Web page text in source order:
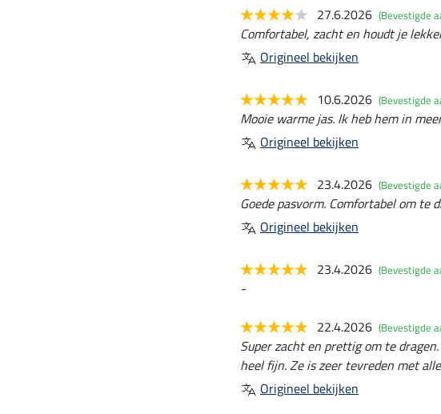
27.6.2026 (Bevestigde
Comfortabel, zacht en houdt je
Origineel bekijken
10.6.2026 (Bevestigde
Mooie warme jas. Ik heb hem in
Origineel bekijken
23.4.2026 (Bevestigde
Goede pasvorm. Comfortabel om te
Origineel bekijken
23.4.2026 (Bevestigde
-
22.4.2026 (Bevestigde
Super zacht en prettig om te
heel fijn. Ze is zeer tevreden met
Origineel bekijken